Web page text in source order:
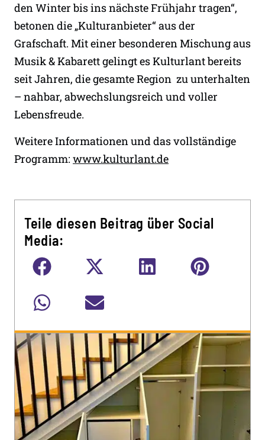
den Winter bis ins nächste Frühjahr tragen“,
betonen die „Kulturanbieter“ aus der
Grafschaft. Mit einer besonderen Mischung aus
Musik & Kabarett gelingt es Kulturlant bereits
seit Jahren, die gesamte Region zu unterhalten
– nahbar, abwechslungsreich und voller
Lebensfreude.
Weitere Informationen und das vollständige
Programm: www.kulturlant.de
Teile diesen Beitrag über Social
Media: